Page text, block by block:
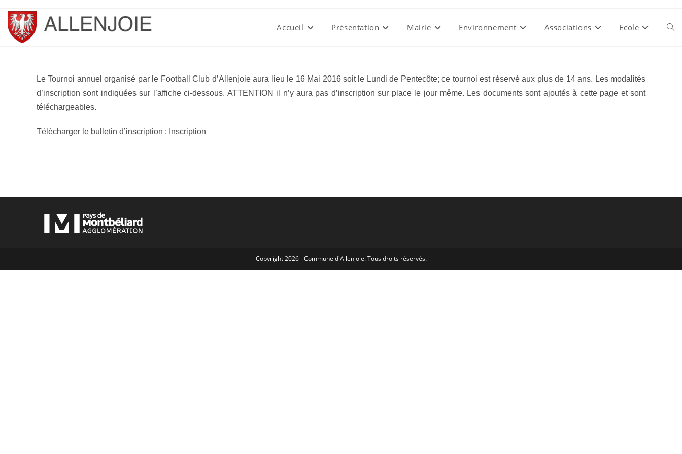
content
Accueil Présentation Mairie Environnement Associations Ecole
Le Tournoi annuel organisé par le Football Club d’Allenjoie aura lieu le 16 Mai 2016 soit le Lundi de Pentecôte; ce tournoi est réservé aux plus de 14 ans. Les modalités
d’inscription sont indiquées sur l’affiche ci-dessous. ATTENTION il n’y aura pas d’inscription sur place le jour même. Les documents sont ajoutés à cette page et sont
téléchargeables.
Télécharger le bulletin d’inscription : Inscription
Copyright 2026 - Commune d'Allenjoie. Tous droits réservés.